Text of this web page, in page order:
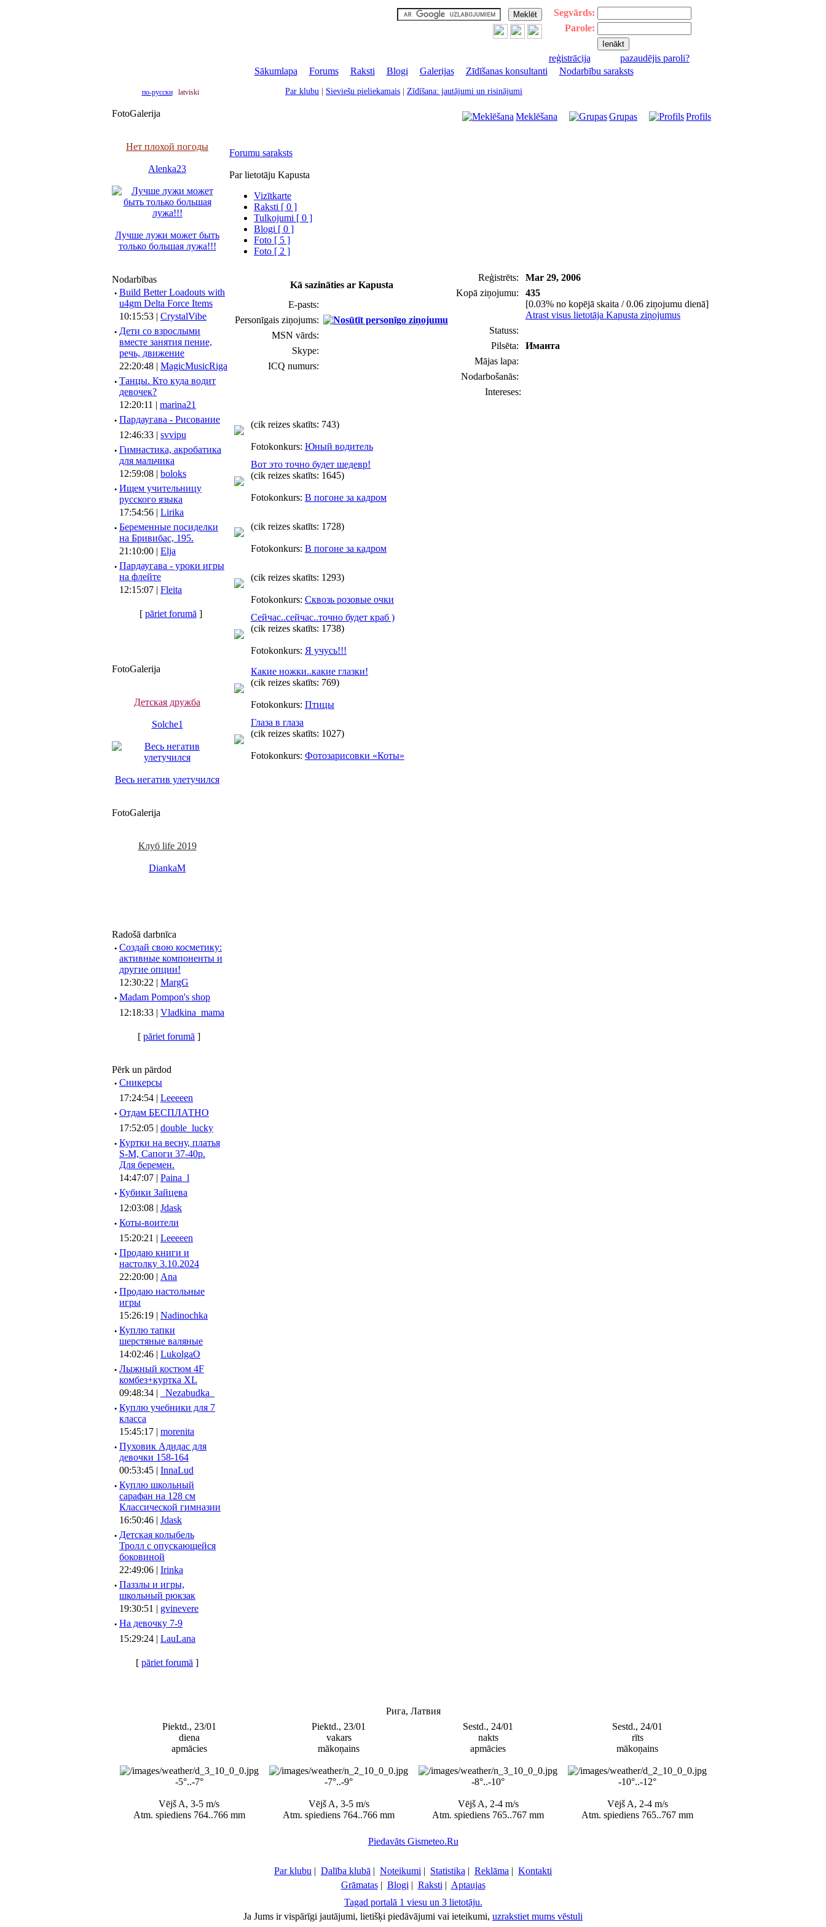
Segvārds:
Parole:
reģistrācija
pazaudējis paroli?
Sākumlapa
Forums| Raksti Blogi Galerijas| Zīdīšanas konsultanti Nodarbību saraksts
по-русски latviski Par klubu Sieviešu pieliekamais Zīdīšana: jautājumi un risinājumi
FotoGalerija
Нет плохой погоды
Alenka23
Лучше лужи может быть
только большая лужа!!!
Nodarbības
· Build Better Loadouts with
u4gm Delta Force Items
10:15:53 | CrystalVibe
· Дети со взрослыми
вместе занятия пение,
речь, движение
22:20:48 | MagicMusicRiga
· Танцы. Кто куда водит
девочек?
12:20:11 | marina21
· Пардаугава - Рисование
12:46:33 | svvipu
· Гимнастика, акробатика
для мальчика
12:59:08 | boloks
· Ищем учительницу
русского языка
17:54:56 | Lirika
· Беременные посиделки
на Бривибас, 195.
21:10:00 | Elja
· Пардаугава - уроки игры
на флейте
12:15:07 | Fleita
[ pāriet forumā ]
FotoGalerija
Детская дружба
Solche1
Весь негатив улетучился
FotoGalerija
Клуб life 2019
DiankaM
Radošā darbnīca
· Создай свою косметику:
активные компоненты и
другие опции!
12:30:22 | MargG
· Madam Pompon's shop
12:18:33 | Vladkina_mama
[ pāriet forumā ]
Pērk un pārdod
· Сникерсы
17:24:54 | Leeeeen
· Отдам БЕСПЛАТНО
17:52:05 | double_lucky
· Куртки на весну, платья
S-M, Сапоги 37-40р.
Для беремен.
14:47:07 | Paina_l
· Кубики Зайцева
12:03:08 | Jdask
· Коты-воители
15:20:21 | Leeeeen
· Продаю книги и
настолку 3.10.2024
22:20:00 | Ana
· Продаю настольные
игры
15:26:19 | Nadinochka
· Куплю тапки
шерстяные валяные
14:02:46 | LukolgaO
· Лыжный костюм 4F
комбез+куртка XL
09:48:34 |
_Nezabudka_
· Куплю учебники для 7
класса
15:45:17 | morenita
· Пуховик Адидас для
девочки 158-164
00:53:45 | InnaLud
· Куплю школьный
сарафан на 128 см
Классической гимназии
16:50:46 | Jdask
· Детская колыбель
Тролл с опускающейся
боковиной
22:49:06 | Irinka
· Паззлы и игры,
школьный рюкзак
19:30:51 | gvinevere
· Hа девочку 7-9
15:29:24 | LauLana
[ pāriet forumā ]
Meklēšana Grupas Profils
Forumu saraksts
Par lietotāju Kapusta
Vizītkarte
Raksti [ 0 ]
Tulkojumi [ 0 ]
Blogi [ 0 ]
Foto [ 5 ]
Foto [ 2 ]
Reģistrēts:
Mar 29, 2006
Kopā ziņojumu:
435
[0.03% no kopējā skaita / 0.06 ziņojumu dienā]
Atrast visus lietotāja Kapusta ziņojumus
Statuss:
Pilsēta:
Иманта
Mājas lapa:
Nodarbošanās:
Intereses:
Kā sazināties ar Kapusta
E-pasts:
Personīgais ziņojums:
MSN vārds:
Skype:
ICQ numurs:
(cik reizes skatīts: 743)
Fotokonkurs: Юный водитель
Вот это точно будет шедевр!
(cik reizes skatīts: 1645)
Fotokonkurs: В погоне за кадром
(cik reizes skatīts: 1728)
Fotokonkurs: В погоне за кадром
(cik reizes skatīts: 1293)
Fotokonkurs: Сквозь розовые очки
Сейчас..сейчас..точно будет краб )
(cik reizes skatīts: 1738)
Fotokonkurs: Я учусь!!!
Какие ножки..какие глазки!
(cik reizes skatīts: 769)
Fotokonkurs: Птицы
Глаза в глаза
(cik reizes skatīts: 1027)
Fotokonkurs: Фотозарисовки «Коты»
Рига, Латвия
Piektd., 23/01
diena
apmācies
-5°..-7°
Vējš A, 3-5 m/s
Atm. spiediens 764..766 mm
Piektd., 23/01
vakars
mākoņains
-7°..-9°
Vējš A, 3-5 m/s
Atm. spiediens 764..766 mm
Sestd., 24/01
nakts
apmācies
-8°..-10°
Vējš A, 2-4 m/s
Atm. spiediens 765..767 mm
Sestd., 24/01
rīts
mākoņains
-10°..-12°
Vējš A, 2-4 m/s
Atm. spiediens 765..767 mm
Piedavāts Gismeteo.Ru
Par klubu | Dalība klubā | Noteikumi | Statistika | Reklāma | Kontakti
Grāmatas| Blogi | Raksti | Aptaujas
Tagad portalā 1 viesu un 3 lietotāju.
Ja Jums ir vispārīgi jautājumi, lietišķi piedāvājumi vai ieteikumi, uzrakstiet mums vēstuli